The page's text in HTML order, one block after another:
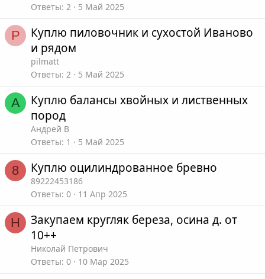
Ответы 2 5 Май 2025
P
Куплю пиловочник и сухостой Иваново
и рядом
pilmatt
Ответы 2 5 Май 2025
А
Куплю балансы хвойных и лиственных
пород
Андрей В
Ответы 1 5 Май 2025
8 Куплю оцилиндрованное бревно
89222453186
Ответы 0 11 Апр 2025
Н
Закупаем кругляк береза, осина д. от
10++
Николай Петрович
Ответы 0 10 Мар 2025